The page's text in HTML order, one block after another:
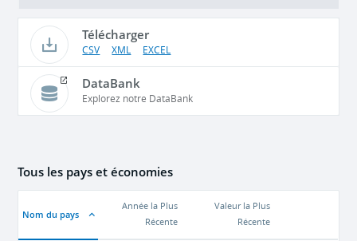
Télécharger
CSV XML EXCEL
DataBank
Explorez notre DataBank
Tous les pays et économies
Nom du pays
Année la Plus
Récente
Valeur la Plus
Récente